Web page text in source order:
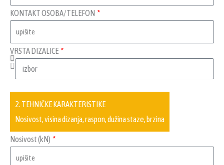
KONTAKT OSOBA/TELEFON
VRSTA DIZALICE
2. TEHNIČKE KARAKTERISTIKE
Nosivost, visina dizanja, raspon, dužina staze, brzina
Nosivost (kN)